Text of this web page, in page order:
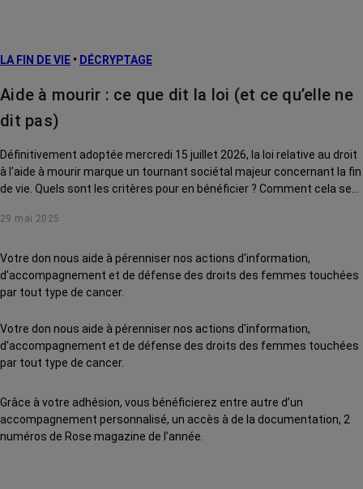
LA FIN DE VIE • DÉCRYPTAGE
Aide à mourir : ce que dit la loi (et ce qu’elle ne
dit pas)
Définitivement adoptée mercredi 15 juillet 2026, la loi relative au droit
à l'aide à mourir marque un tournant sociétal majeur concernant la fin
de vie. Quels sont les critères pour en bénéficier ? Comment cela se
injecter la substance létale ? Le Dr Agnès Moura, médecin de soins
29 mai 2025
Votre don nous aide à pérenniser nos actions d'information,
d'accompagnement et de défense des droits des femmes touchées
par tout type de cancer.
Votre don nous aide à pérenniser nos actions d'information,
d'accompagnement et de défense des droits des femmes touchées
par tout type de cancer.
Grâce à votre adhésion, vous bénéficierez entre autre d’un
accompagnement personnalisé, un accès à de la documentation, 2
numéros de Rose magazine de l’année.